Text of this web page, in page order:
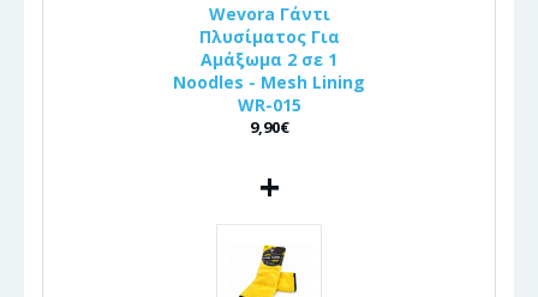
Wevora Γάντι
Πλυσίματος Για
Αμάξωμα 2 σε 1
Noodles - Mesh Lining
WR-015
9,90€
+